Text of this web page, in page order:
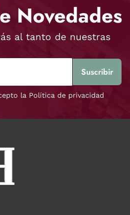
Novedades
al tanto de nuestras
la Política de privacidad